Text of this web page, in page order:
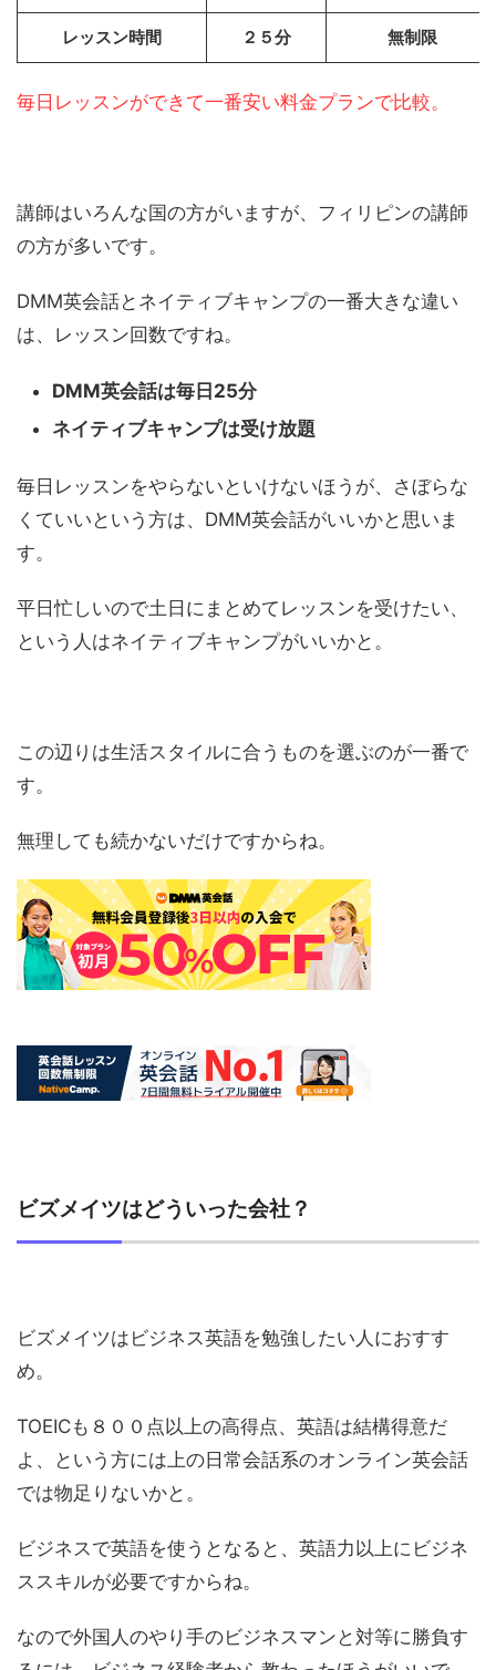
レッスン時間 ２５分 無制限
毎日レッスンができて一番安い料金プランで比較。
講師はいろんな国の方がいますが、フィリピンの講師
の方が多いです。
DMM英会話とネイティブキャンプの一番大きな違い
は、レッスン回数ですね。
DMM英会話は毎日25分
ネイティブキャンプは受け放題
毎日レッスンをやらないといけないほうが、さぼらな
くていいという方は、DMM英会話がいいかと思いま
す。
平日忙しいので土日にまとめてレッスンを受けたい、
という人はネイティブキャンプがいいかと。
この辺りは生活スタイルに合うものを選ぶのが一番で
す。
無理しても続かないだけですからね。
ビズメイツはどういった会社？
ビズメイツはビジネス英語を勉強したい人におすす
め。
TOEICも８００点以上の高得点、英語は結構得意だ
よ、という方には上の日常会話系のオンライン英会話
では物足りないかと。
ビジネスで英語を使うとなると、英語力以上にビジネ
ススキルが必要ですからね。
なので外国人のやり手のビジネスマンと対等に勝負す